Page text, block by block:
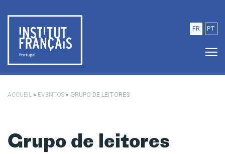
FR PT
ACCUEIL » EVENTOS » GRUPO DE LEITORES
Grupo de leitores